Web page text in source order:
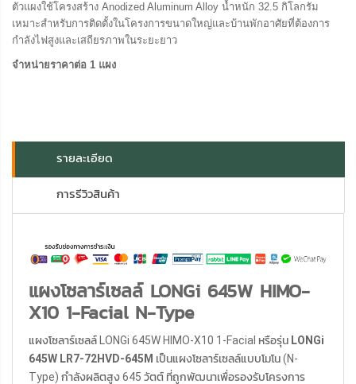
ตัวแผงใช้โครงสร้าง Anodized Aluminum Alloy น้ำหนัก 32.5 กิโลกรัม
เหมาะสำหรับการติดตั้งในโครงการขนาดใหญ่และบ้านพักอาศัยที่ต้องการ
กำลังไฟสูงและเสถียรภาพในระยะยาว
จำหน่ายราคาต่อ 1 แผง
รายละเอียด
การรีวิวสินค้า
แผงโซลาร์เซลล์ LONGi 645W HIMO-
X10 1-Facial N-Type
แผงโซลาร์เซลล์ LONGi 645W HIMO-X10 1-Facial หรือรุ่น LONGi
645W LR7-72HVD-645M เป็นแผงโซลาร์เซลล์แบบโมโน (N-
Type) กำลังผลิตสูง 645 วัตต์ ที่ถูกพัฒนาเพื่อรองรับโครงการ